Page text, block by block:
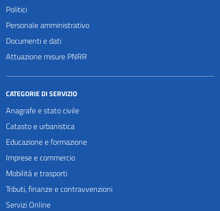
Politici
Personale amministrativo
Documenti e dati
Attuazione misure PNRR
CATEGORIE DI SERVIZIO
Anagrafe e stato civile
Catasto e urbanistica
Educazione e formazione
Imprese e commercio
Mobilità e trasporti
Tributi, finanze e contravvenzioni
Servizi Online